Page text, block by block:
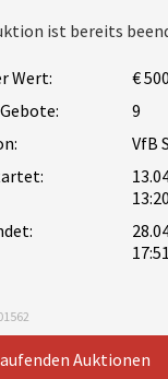
ist bereits
Wert:
€
9
VfB
13:20
17:51
Auktionen